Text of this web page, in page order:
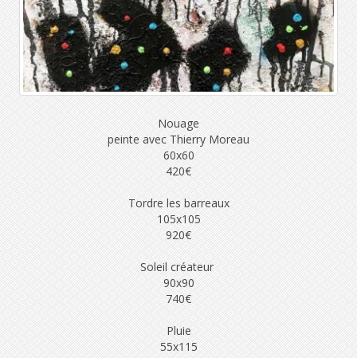
Nouage
peinte avec Thierry Moreau
60x60
420€
Tordre les barreaux
105x105
920€
Soleil créateur
90x90
740€
Pluie
55x115